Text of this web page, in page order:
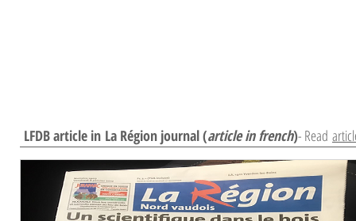
LFDB article in La Région journal (article in french)- Read